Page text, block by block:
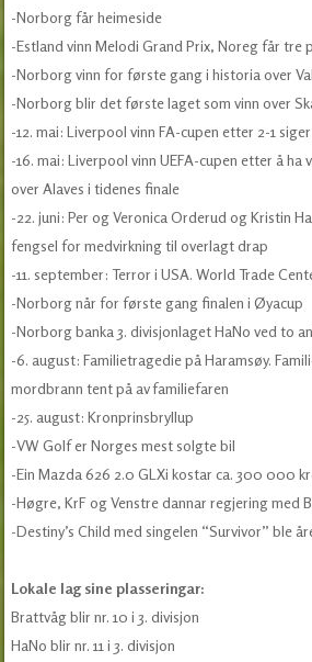
-Norborg får heimeside
-Estland vinn Melodi Grand Prix, Noreg får tre
-Norborg vinn for første gang i historia over
-Norborg blir det første laget som vinn over
-12. mai: Liverpool vinn FA-cupen etter 2-1
-16. mai: Liverpool vinn UEFA-cupen etter å ha
over Alaves i tidenes finale
-22. juni: Per og Veronica Orderud og Kristin
fengsel for medvirkning til overlagt drap
-11. september: Terror i USA. World Trade
-Norborg når for første gang finalen i Øyacup
-Norborg banka 3. divisjonlaget HaNo ved to
-6. august: Familietragedie på Haramsøy.
mordbrann tent på av familiefaren
-25. august: Kronprinsbryllup
-VW Golf er Norges mest solgte bil
-Ein Mazda 626 2.0 GLXi kostar ca. 300 000
-Høgre, KrF og Venstre dannar regjering med
-Destiny’s Child med singelen “Survivor” ble
Lokale lag sine plasseringar:
Brattvåg blir nr. 10 i 3. divisjon
HaNo blir nr. 11 i 3. divisjon